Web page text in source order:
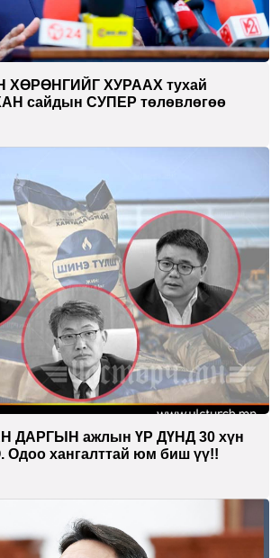
ХУРААХ тухай
сайдын СУПЕР төлөвлөгөө
ДАРГЫН ажлын ҮР ДҮНД 30 хүн
хангалттай юм биш үү!!